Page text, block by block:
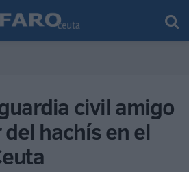
civil amigo
hachís en el